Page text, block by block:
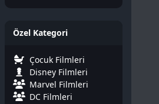
Özel Kategori
Çocuk Filmleri
Disney Filmleri
Marvel Filmleri
DC Filmleri